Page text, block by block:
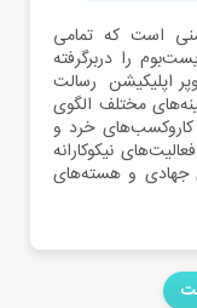
است که تمامی
را دربرگرفته
اپلیکیشن ‌ رسالت
مختلف الگوی
کاروکسب‌های خرد و
نیکوکارانه
جهادی و هسته‌‌های